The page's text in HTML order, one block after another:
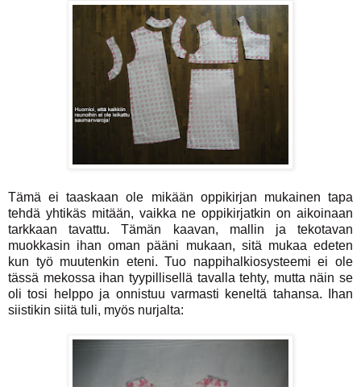
Tämä ei taaskaan ole mikään oppikirjan mukainen tapa
tehdä yhtikäs mitään, vaikka ne oppikirjatkin on aikoinaan
tarkkaan tavattu. Tämän kaavan, mallin ja tekotavan
muokkasin ihan oman pääni mukaan, sitä mukaa edeten
kun työ muutenkin eteni. Tuo nappihalkiosysteemi ei ole
tässä mekossa ihan tyypillisellä tavalla tehty, mutta näin se
oli tosi helppo ja onnistuu varmasti keneltä tahansa. Ihan
siistikin siitä tuli, myös nurjalta: